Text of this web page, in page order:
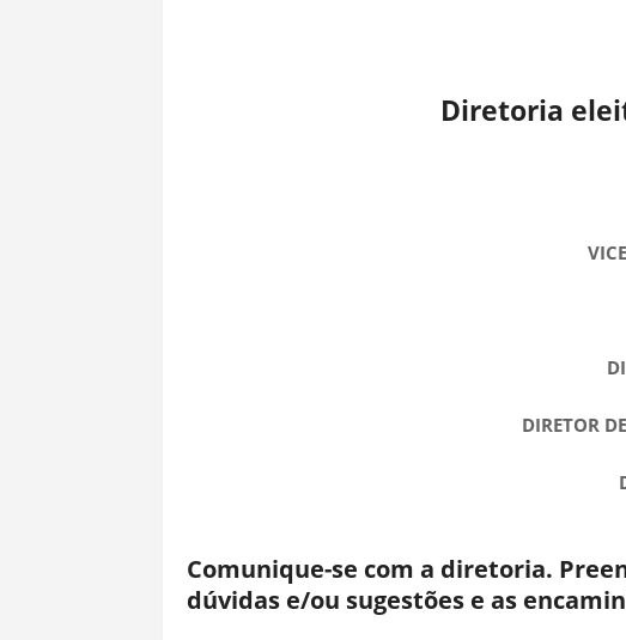
Diretoria
DIRETOR
Comunique-se com a diretoria.
dúvidas e/ou sugestões e as